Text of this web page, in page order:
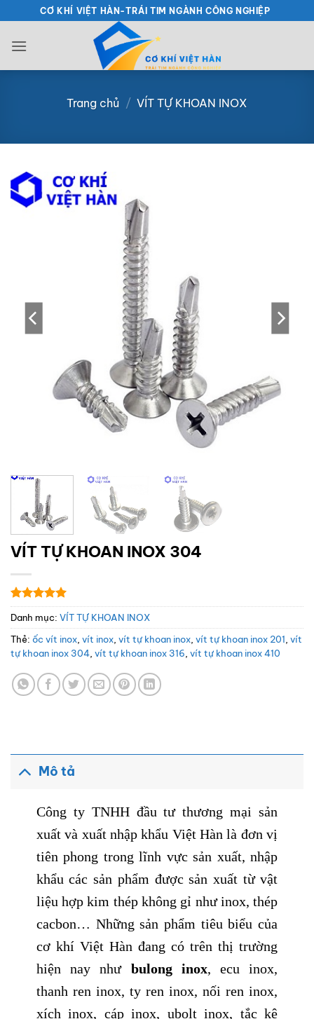
qua
nội
CƠ KHÍ VIỆT HÀN-TRÁI TIM NGÀNH CÔNG NGHIỆP
Trang chủ / VÍT TỰ KHOAN INOX
VÍT TỰ KHOAN INOX 304
5trên 5
dựa trên
1
đánh giá
Danh mục: VÍT TỰ KHOAN INOX
Thẻ: ốc vít inox vít inox vít tự khoan inox vít tự khoan inox 201 vít
tự khoan inox 304 vít tự khoan inox 316 vít tự khoan inox 410
Mô tả
Công ty TNHH đầu tư thương mại sản
xuất và xuất nhập khẩu Việt Hàn là đơn vị
tiên phong trong lĩnh vực sản xuất, nhập
khẩu các sản phẩm được sản xuất từ vật
liệu hợp kim thép không gỉ như inox, thép
cacbon… Những sản phẩm tiêu biểu của
cơ khí Việt Hàn đang có trên thị trường
hiện nay như bulong inox, ecu inox,
thanh ren inox, ty ren inox, nối ren inox,
xích inox, cáp inox, ubolt inox, tắc kê